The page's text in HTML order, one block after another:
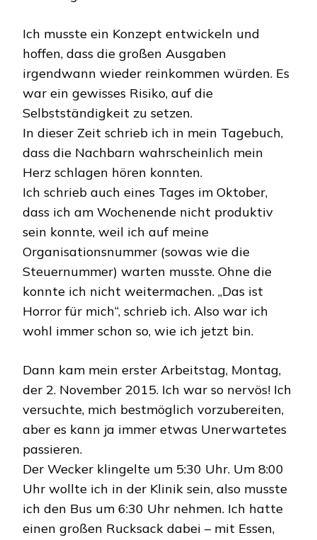
Ich musste ein Konzept entwickeln und
hoffen, dass die großen Ausgaben
irgendwann wieder reinkommen würden. Es
war ein gewisses Risiko, auf die
Selbstständigkeit zu setzen.
In dieser Zeit schrieb ich in mein Tagebuch,
dass die Nachbarn wahrscheinlich mein
Herz schlagen hören konnten.
Ich schrieb auch eines Tages im Oktober,
dass ich am Wochenende nicht produktiv
sein konnte, weil ich auf meine
Organisationsnummer (sowas wie die
Steuernummer) warten musste. Ohne die
konnte ich nicht weitermachen. „Das ist
Horror für mich“, schrieb ich. Also war ich
wohl immer schon so, wie ich jetzt bin.
Dann kam mein erster Arbeitstag, Montag,
der 2. November 2015. Ich war so nervös! Ich
versuchte, mich bestmöglich vorzubereiten,
aber es kann ja immer etwas Unerwartetes
passieren.
Der Wecker klingelte um 5:30 Uhr. Um 8:00
Uhr wollte ich in der Klinik sein, also musste
ich den Bus um 6:30 Uhr nehmen. Ich hatte
einen großen Rucksack dabei – mit Essen,